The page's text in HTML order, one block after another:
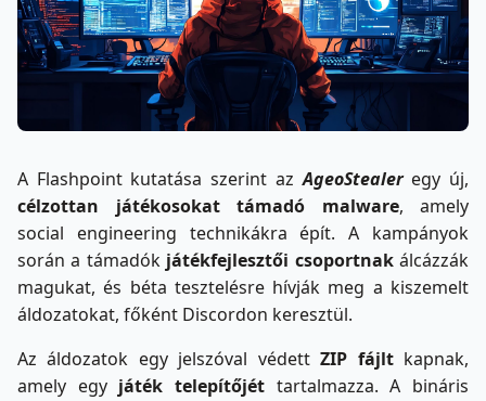
A Flashpoint kutatása szerint azAgeoStealeregy új,
célzottan játékosokat támadó
malware, amely
social engineering technikákra épít. A kampányok
során a támadók játékfejlesztői csoportnakálcázzák
magukat, és béta tesztelésre hívják meg a kiszemelt
áldozatokat, főként Discordon keresztül.
Az áldozatok egy jelszóval védettZIP fájltkapnak,
amely egy játék telepítőjét tartalmazza. A bináris